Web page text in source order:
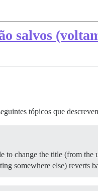
salvos
tópicos que
to change the title (from
somewhere else) reverts